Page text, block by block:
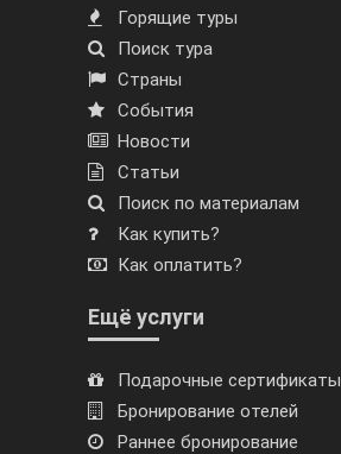
Горящие туры
Поиск тура
Страны
События
Новости
Статьи
Поиск по материалам
Как купить?
Как оплатить?
Ещё услуги
Подарочные сертификаты
Бронирование отелей
Раннее бронирование